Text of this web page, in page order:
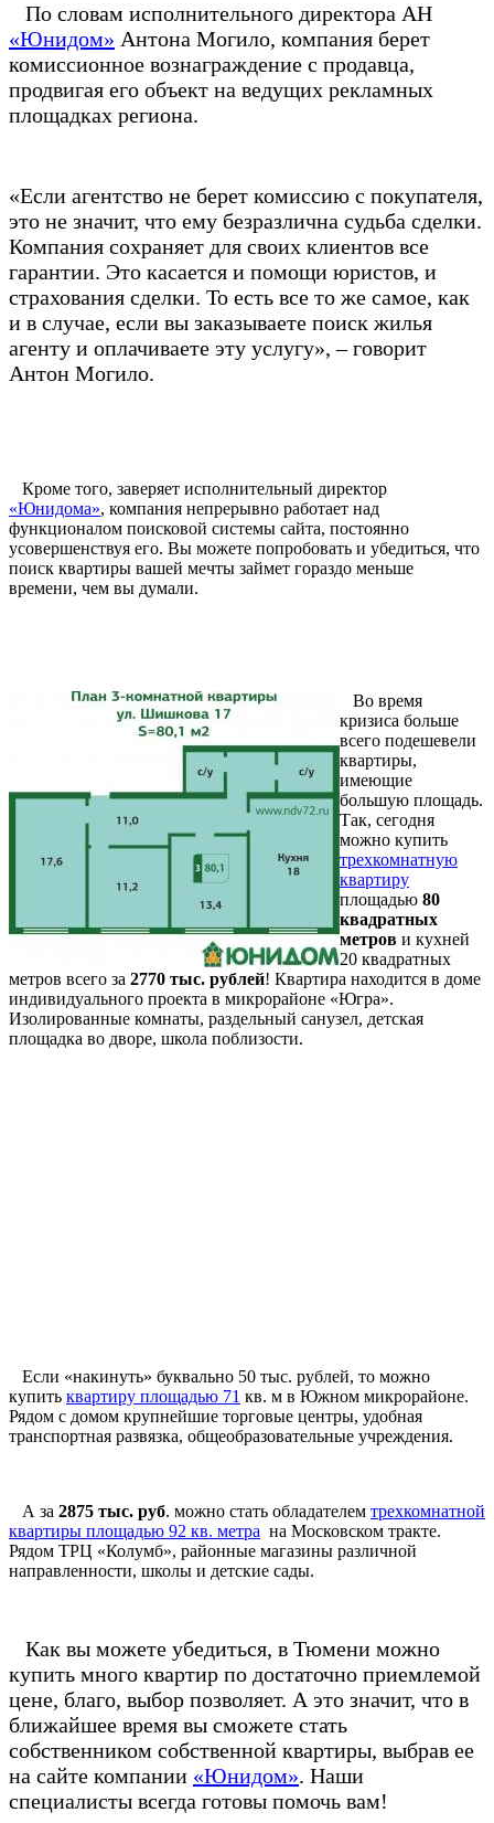
По словам исполнительного директора АН
«Юнидом» Антона Могило, компания берет
комиссионное вознаграждение с продавца,
продвигая его объект на ведущих рекламных
площадках региона.
«Если агентство не берет комиссию с покупателя,
это не значит, что ему безразлична судьба сделки.
Компания сохраняет для своих клиентов все
гарантии. Это касается и помощи юристов, и
страхования сделки. То есть все то же самое, как
и в случае, если вы заказываете поиск жилья
агенту и оплачиваете эту услугу», – говорит
Антон Могило.
Кроме того, заверяет исполнительный директор
«Юнидома», компания непрерывно работает над
функционалом поисковой системы сайта, постоянно
усовершенствуя его. Вы можете попробовать и убедиться, что
поиск квартиры вашей мечты займет гораздо меньше
времени, чем вы думали.
Во время
кризиса больше
всего подешевели
квартиры,
имеющие
большую площадь.
Так, сегодня
можно купить
трехкомнатную
квартиру
площадью 80
квадратных
метров и кухней
20 квадратных
метров всего за 2770 тыс. рублей! Квартира находится в доме
индивидуального проекта в микрорайоне «Югра».
Изолированные комнаты, раздельный санузел, детская
площадка во дворе, школа поблизости.
Если «накинуть» буквально 50 тыс. рублей, то можно
купить квартиру площадью 71 кв. м в Южном микрорайоне.
Рядом с домом крупнейшие торговые центры, удобная
транспортная развязка, общеобразовательные учреждения.
А за 2875 тыс. руб. можно стать обладателем трехкомнатной
квартиры площадью 92 кв. метра на Московском тракте.
Рядом ТРЦ «Колумб», районные магазины различной
направленности, школы и детские сады.
Как вы можете убедиться, в Тюмени можно
купить много квартир по достаточно приемлемой
цене, благо, выбор позволяет. А это значит, что в
ближайшее время вы сможете стать
собственником собственной квартиры, выбрав ее
на сайте компании «Юнидом». Наши
специалисты всегда готовы помочь вам!